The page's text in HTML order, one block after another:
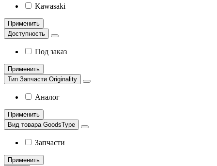
Kawasaki
Применить
Доступность
Под заказ
Применить
Тип Запчасти Originality
Аналог
Применить
Вид товара GoodsType
Запчасти
Применить